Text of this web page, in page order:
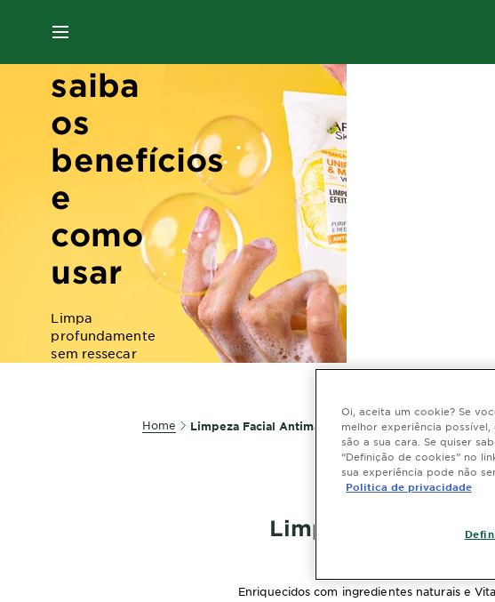
MENU
antimarcas:
saiba
os
benefícios
e
como
usar
Limpa
profundamente
sem ressecar
VER MAIS
Home Limpeza Facial Antimanchas | Garnier
Limpeza Facial
Enriquecidos com ingredientes naturais e
Oi, aceita um cookie? Se
melhor experiência
são a sua cara. Se quiser
“Definição de cookies” no
sua experiência pode não
Politica de privacidade